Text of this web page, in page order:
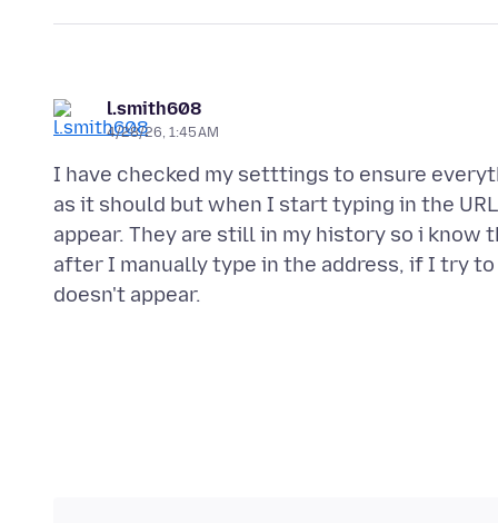
l.smith608
4/28/26, 1:45 AM
I have checked my setttings to ensure
as it should but when I start typing in the
appear. They are still in my history so i
after I manually type in the address, if I try